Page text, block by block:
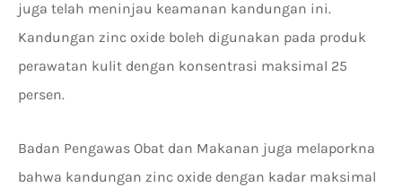
juga telah meninjau keamanan kandungan ini.
Kandungan zinc oxide boleh digunakan pada produk
perawatan kulit dengan konsentrasi maksimal 25
persen.
Badan Pengawas Obat dan Makanan juga melaporkna
bahwa kandungan zinc oxide dengan kadar maksimal